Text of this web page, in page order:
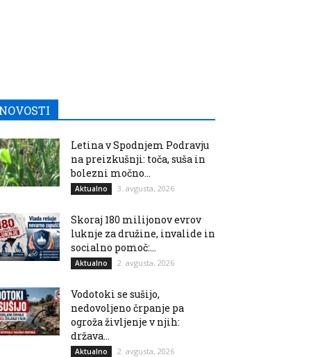
Letina v Spodnjem Podravju
na preizkušnji: toča, suša in
bolezni močno...
Aktualno 3. avgusta, 2026
Skoraj 180 milijonov evrov
luknje za družine, invalide in
socialno pomoč:...
Aktualno 2. avgusta, 2026
Vodotoki se sušijo,
nedovoljeno črpanje pa
ogroža življenje v njih:
država...
Aktualno 2. avgusta, 2026